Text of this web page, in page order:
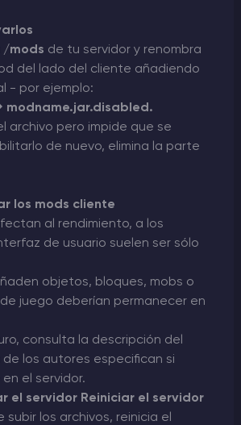
/mods de tu servidor y renombra
del lado del cliente añadiendo
- por ejemplo:
modname.jar.disabled.
archivo pero impide que se
de nuevo, elimina la parte
los mods cliente
al rendimiento, a los
de usuario suelen ser sólo
objetos, bloques, mobs o
juego deberían permanecer en
consulta la descripción del
de los autores especifican si
el servidor.
el servidor Reiniciar el servidor
subir los archivos, reinicia el